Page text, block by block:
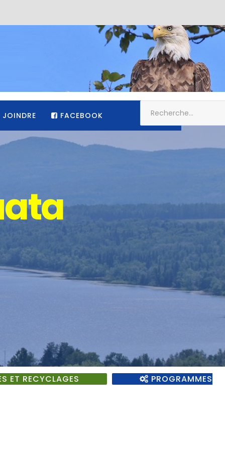
FACEBOOK
ET RECYCLAGES PROGRAMMES